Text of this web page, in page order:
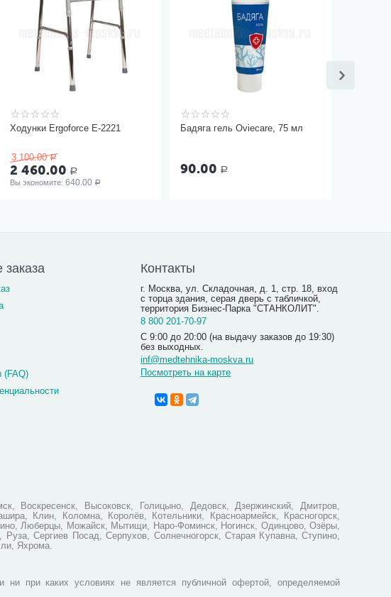
Ходунки Ergoforce Е-2221
3 100.00 Р
2 460.00 Р
Вы экономите: 640.00 Р
Бадяга гель Oviecare, 75 мл
90.00 Р
(FAQ)
Контакты
г. Москва, ул. Складочная, д. 1, стр. 18, вход
с торца здания, серая дверь с табличкой,
территория Бизнес-Парка "СТАНКОЛИТ".
8 800 201-70-97
С 9:00 до 20:00 (на выдачу заказов до 19:30)
без выходных.
inf@medtehnika-moskva.ru
Посмотреть на карте
Воскресенск, Высоковск, Голицыно, Дедовск, Дзержинский, Дмитров,
Клин, Коломна, Королёв, Котельники, Красноармейск, Красногорск,
Люберцы, Можайск, Мытищи, Наро-Фоминск, Ногинск, Одинцово, Озёры,
Сергиев Посад, Серпухов, Солнечногорск, Старая Купавна, Ступино,
Яхрома.
при каких условиях не является публичной офертой, определяемой